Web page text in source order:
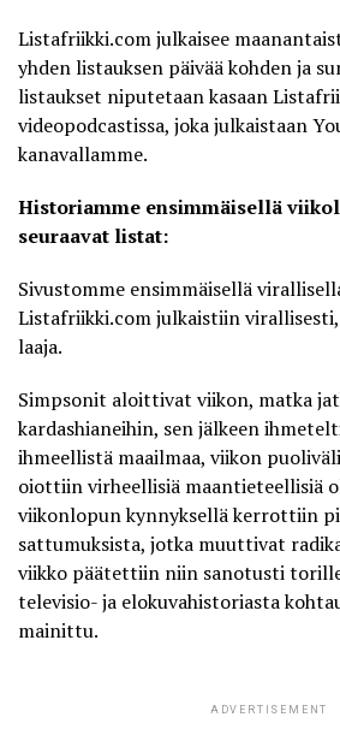
Listafriikki.comjulkaisee
yhden listauksen päivää kohden ja
listaukset niputetaan kasaan
videopodcastissa, joka julkaistaan
kanavallamme.
Historiamme ensimmäisellä
seuraavat listat:
Sivustomme ensimmäisellä
Listafriikki.com julkaistiin
laaja.
Simpsonit aloittivat viikon, matka
kardashianeihin, sen jälkeen
ihmeellistä maailmaa, viikon
oiottiin virheellisiä maantieteellisiä
viikonlopun kynnyksellä kerrottiin
sattumuksista, jotka muuttivat
viikko päätettiin niin sanotusti
televisio- ja elokuvahistoriasta
mainittu.
ADVERTISEMENT